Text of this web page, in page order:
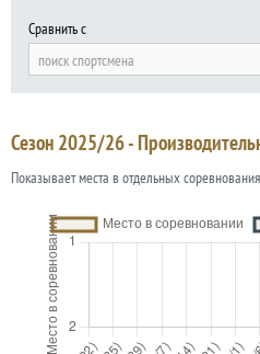
Сравнить с
поиск спортсмена
Сезон 2025/26 -
Показывает места в отдельных